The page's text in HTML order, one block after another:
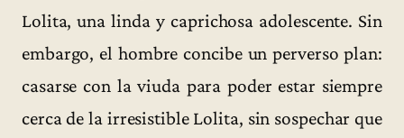
Lolita, una linda y caprichosa adolescente. Sin
embargo, el hombre concibe un perverso plan:
casarse con la viuda para poder estar siempre
cerca de la irresistible Lolita, sin sospechar que